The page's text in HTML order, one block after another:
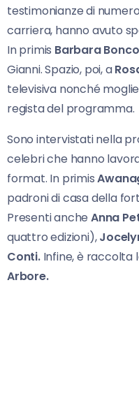
testimonianze di
carriera, hanno avuto
In primis Barbara
Gianni. Spazio, poi, a
televisiva nonché
regista del programma.
Sono intervistati nella
celebri che hanno
format. In primis
padroni di casa della
Presenti ancheAnna
quattro edizioni),
Conti.Infine, è raccolta
Arbore.